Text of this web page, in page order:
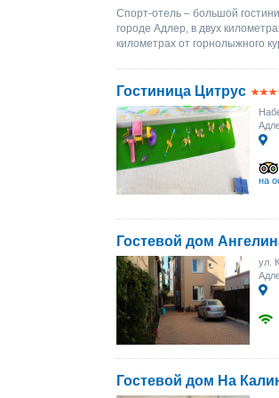
Спорт-отель – большой
городе Адлер, в двух
километрах от горнолыжного
Гостиница Цитрус
на
Гостевой дом
ул.
Гостевой дом На